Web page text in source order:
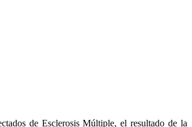
de Esclerosis Múltiple, el resultado de la